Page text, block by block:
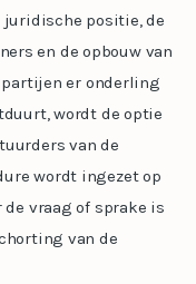
juridische positie, de
en de opbouw van
er onderling
wordt de optie
van de
wordt ingezet op
vraag of sprake is
van de